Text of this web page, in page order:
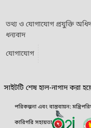
তথ্য ও যোগাযোগ প্রযুক্তি
ধন্যবাদ
যোগাযোগ
সাইটটি শেষ হাল-নাগাদ করা
পরিকল্পনা এবং বাস্তবায়ন:
কারিগরি সহায়তা